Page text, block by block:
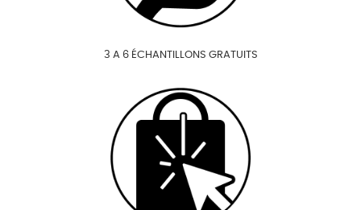
3 A 6 ÉCHANTILLONS GRATUITS